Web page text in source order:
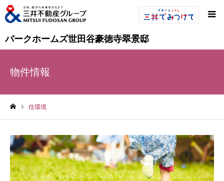
パークホームズ世田谷豪徳寺翠景邸
物件情報
住環境